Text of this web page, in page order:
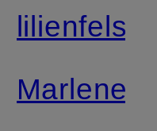
lilienfels